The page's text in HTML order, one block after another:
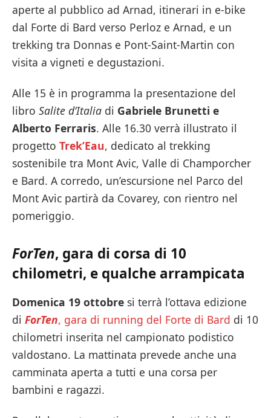
aperte al pubblico ad Arnad, itinerari in e-bike
dal Forte di Bard verso Perloz e Arnad, e un
trekking tra Donnas e Pont-Saint-Martin con
visita a vigneti e degustazioni.
Alle 15 è in programma la presentazione del
libro Salite d’Italia di Gabriele Brunetti e
Alberto Ferraris. Alle 16.30 verrà illustrato il
progetto Trek’Eau, dedicato al trekking
sostenibile tra Mont Avic, Valle di Champorcher
e Bard. A corredo, un’escursione nel Parco del
Mont Avic partirà da Covarey, con rientro nel
pomeriggio.
ForTen, gara di corsa di 10
chilometri, e qualche arrampicata
Domenica 19 ottobre si terrà l’ottava edizione
di ForTen, gara di running del Forte di Bard di 10
chilometri inserita nel campionato podistico
valdostano. La mattinata prevede anche una
camminata aperta a tutti e una corsa per
bambini e ragazzi.